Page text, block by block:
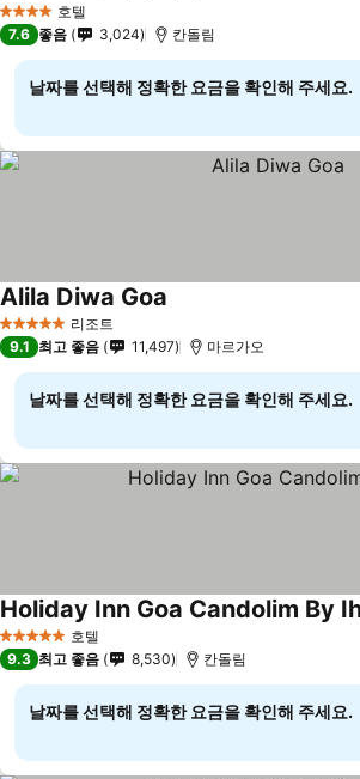
4 성급 호텔
7.6 좋음 3,024 칸돌림
날짜를 선택해 정확한 요금을 확인해 주세요.
5 성급 리조트
Alila Diwa Goa
9.1 최고 좋음 11,497 마르가오
날짜를 선택해 정확한 요금을 확인해 주세요.
5 성급 호텔
Holiday Inn Goa Candolim By
9.3 최고 좋음 8,530 칸돌림
날짜를 선택해 정확한 요금을 확인해 주세요.